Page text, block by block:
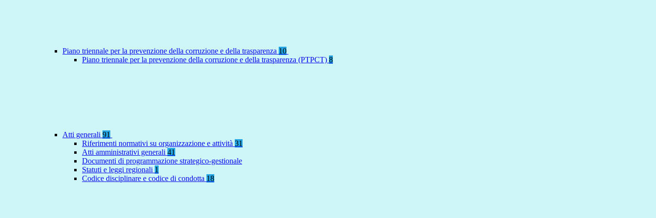
Piano triennale per la prevenzione della corruzione e della trasparenza 10
Piano triennale per la prevenzione della corruzione e della trasparenza (PTPCT) 8
Atti generali 91
Riferimenti normativi su organizzazione e attività 31
Atti amministrativi generali 41
Documenti di programmazione strategico-gestionale
Statuti e leggi regionali 1
Codice disciplinare e codice di condotta 18